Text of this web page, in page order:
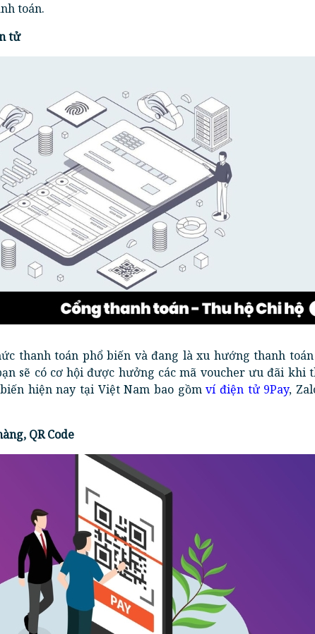
toán.
tử
thanh toán phổ biến và đang là xu hướng thanh
sẽ có cơ hội được hưởng các mã voucher ưu đãi khi
hiện nay tại Việt Nam bao gồmví điện tử 9Pay,
QR Code